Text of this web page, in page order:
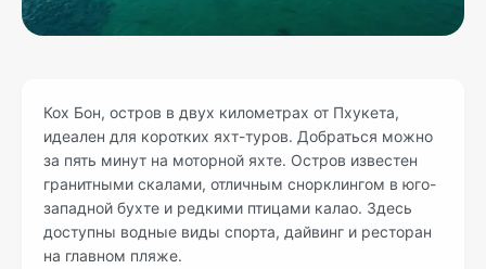
Кох Бон, остров в двух километрах от Пхукета,
идеален для коротких яхт-туров. Добраться можно
за пять минут на моторной яхте. Остров известен
гранитными скалами, отличным снорклингом в юго-
западной бухте и редкими птицами калао. Здесь
доступны водные виды спорта, дайвинг и ресторан
на главном пляже.